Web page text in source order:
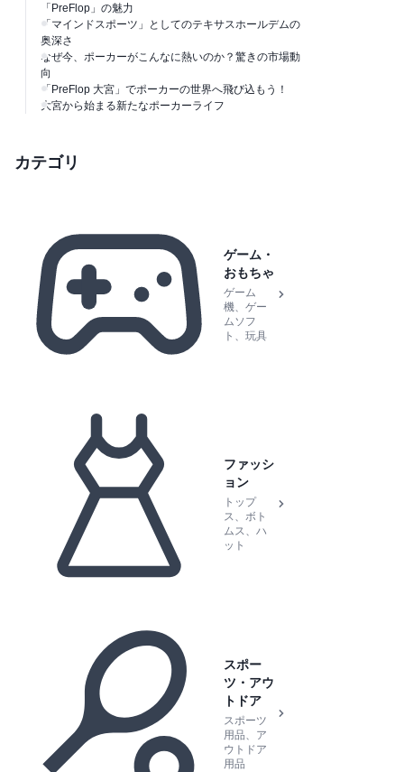
「PreFlop」の魅力
「マインドスポーツ」としてのテキサスホールデムの
奥深さ
なぜ今、ポーカーがこんなに熱いのか？驚きの市場動
向
「PreFlop 大宮」でポーカーの世界へ飛び込もう！
大宮から始まる新たなポーカーライフ
カテゴリ
ゲーム・
おもちゃ
ゲーム
機、ゲー
ムソフ
ト、玩具
ファッシ
ョン
トップ
ス、ボト
ムス、ハ
ット
スポー
ツ・アウ
トドア
スポーツ
用品、ア
ウトドア
用品